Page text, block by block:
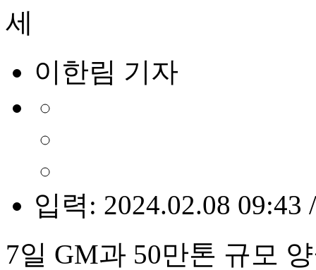
세
이한림 기자
입력: 2024.02.08 09:43
7일 GM과 50만톤 규모